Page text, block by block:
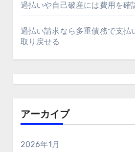
過払いや自己破産には費用を確
過払い請求なら多重債務で支払
取り戻せる
アーカイブ
2026年1月